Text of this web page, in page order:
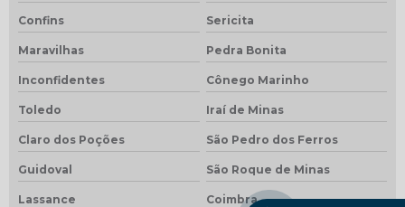
Confins Sericita
Maravilhas Pedra Bonita
Inconfidentes Cônego Marinho
Toledo Iraí de Minas
Claro dos Poções São Pedro dos Ferros
Guidoval São Roque de Minas
Lassance Coimbra